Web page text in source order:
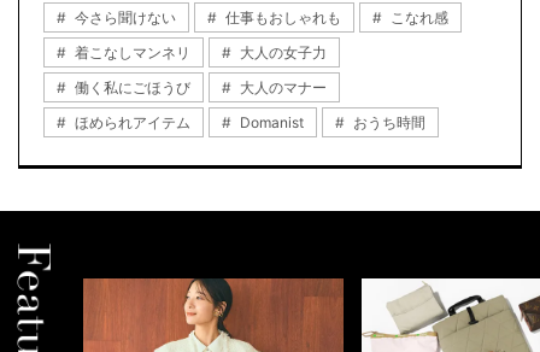
今さら聞けない 仕事もおしゃれも
こなれ感
着こなしマンネリ
大人の女子力
働く私にごほうび
大人のマナー
ほめられアイテム
Domanist おうち時間